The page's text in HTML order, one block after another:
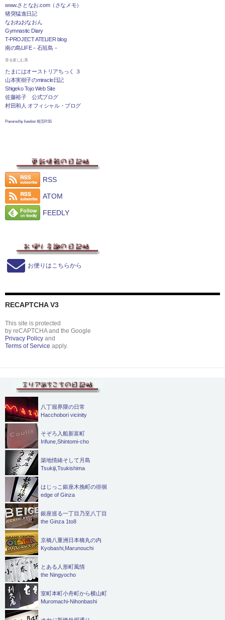
www.さとなお.com（さなメモ）
猪突猛進日記
なおねおなおん
Gymnastic Diary
T-PROJECT ATELIER blog
南の島LIFE－石垣島－
音を楽しむ系
たまにはオーストリアちっく ３
山本実樹子のmiracle日記
Shigeko Tojo Web Site
佐藤裕子 公式ブログ
村田和人 オフィシャル・ブログ
Powered by livedoor 相互RSS
RSS
ATOM
FEEDLY
お便りはこちらから
RECAPTCHA V3
This site is protected
by reCAPTCHA and the Google
Privacy Policy and
Terms of Service apply.
八丁堀界隈の日常
Hacchobori vicinity
そぞろ入船新富町
Irifune,Shintomi-cho
築地情緒そして月島
Tsukiji,Tsukishima
はじっこ銀座木挽町の徘徊
edge of Ginza
銀座巡る一丁目乃至八丁目
the Ginza 1to8
京橋八重洲日本橋丸の内
Kyobashi,Marunouchi
とある人形町風情
the Ningyocho
室町本町小舟町から横山町
Muromachi-Nihonbashi